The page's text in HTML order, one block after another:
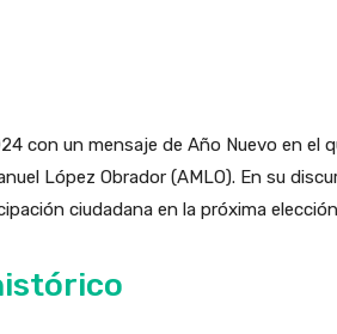
con un mensaje de Año Nuevo en
López Obrador (AMLO). En su
ciudadana en la próxima